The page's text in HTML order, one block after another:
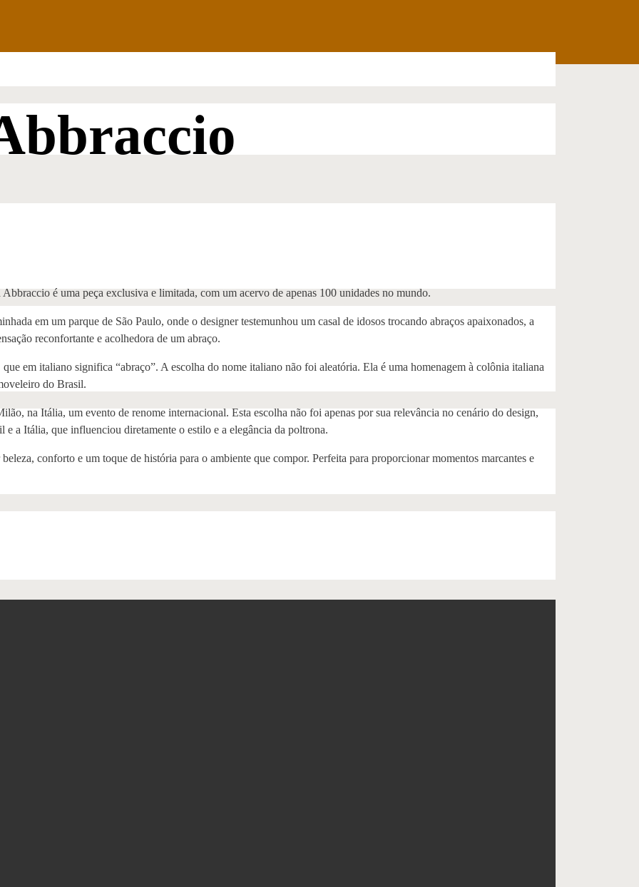
é uma peça exclusiva e limitada, com um acervo de apenas 100 unidades no mundo.
em um parque de São Paulo, onde o designer testemunhou um casal de idosos trocando abraços apaixonados, a
reconfortante e acolhedora de um abraço.
em italiano significa “abraço”. A escolha do nome italiano não foi aleatória. Ela é uma homenagem à colônia italiana
do Brasil.
na Itália, um evento de renome internacional. Esta escolha não foi apenas por sua relevância no cenário do design,
a Itália, que influenciou diretamente o estilo e a elegância da poltrona.
conforto e um toque de história para o ambiente que compor. Perfeita para proporcionar momentos marcantes e